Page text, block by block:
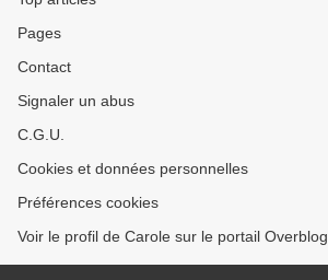
Pages
Contact
Signaler un abus
C.G.U.
Cookies et données personnelles
Préférences cookies
Voir le profil de Carole sur le portail Overblog